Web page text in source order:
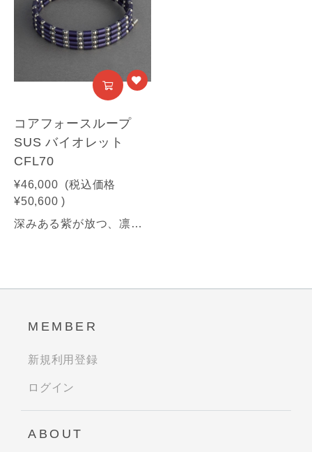
コアフォースループ
SUS バイオレット
CFL70
¥46,000
(税込価格
¥50,600 )
深みある紫が放つ、凛とした気品と力強さ。纏うほどに、揺るがぬ自分へ。【商品情報】■サイズ：70㎝■素材：SUS316(装飾部材)・フェライト磁石・サマコバ磁石・SUS316(キャップ部分)・SUS304(ワイヤー部分)《利用可能な決済方法》クレジットカード（Visa / Mastercard / JCB / American Express / Diners Club）／Amazon Pay／PayPay／キャリア決済／代金引換※合計30万円（税込）を超える商品は代金引換はご利用いただけません。予めご了承ください
MEMBER
新規利用登録
ログイン
ABOUT